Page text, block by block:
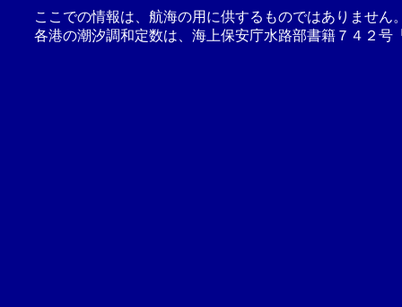
ここでの情報は、航海の用に供するものではありませ
各港の潮汐調和定数は、海上保安庁水路部書籍７４２